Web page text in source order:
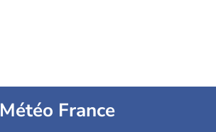
Météo France